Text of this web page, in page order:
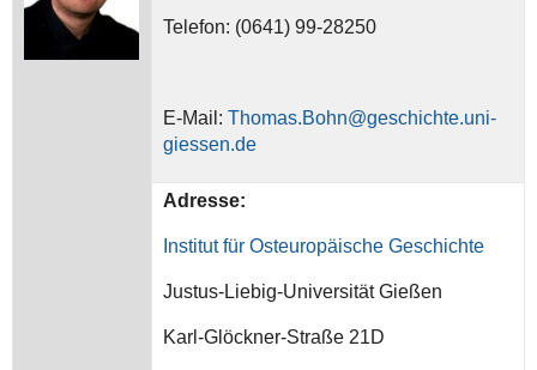
Telefon: (0641) 99-28250
E-Mail:Thomas.Bohn@geschichte.uni-
giessen.de
Adresse:
Institut für Osteuropäische Geschichte
Justus-Liebig-Universität Gießen
Karl-Glöckner-Straße 21D